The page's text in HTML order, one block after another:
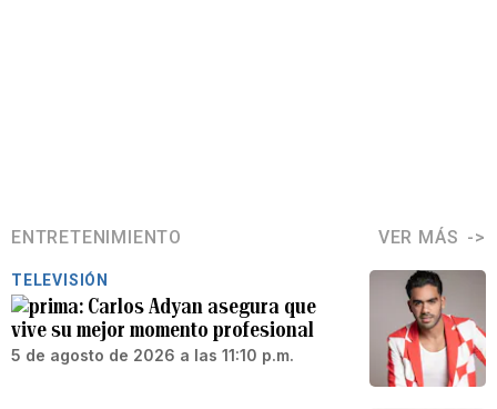
ENTRETENIMIENTO VER MÁS
TELEVISIÓN
Carlos Adyan asegura que
vive su mejor momento profesional
5 de agosto de 2026 a las 11:10 p.m.